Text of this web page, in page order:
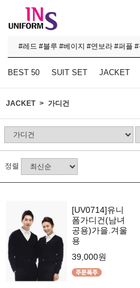
BEST 50 SUIT SET JACKET
JACKET 가디건
정렬
[UV0714]유니
폼가디건(남녀
공용)가을.겨울
용
39,000원